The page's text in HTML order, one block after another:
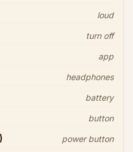
loud
turn off
app
headphones
battery
button
power button